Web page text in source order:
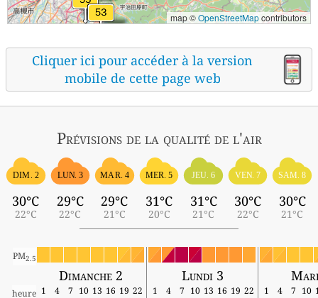
map ©OpenStreetMapcontributors
Cliquer ici pour accéder à la version
mobile de cette page web
Prévisionsde la qualité de l'air
DIM. 2
30°C
22°C
LUN. 3
29°C
22°C
MAR. 4
29°C
21°C
MER. 5
31°C
20°C
JEU. 6
31°C
21°C
VEN. 7
30°C
22°C
SAM. 8
30°C
21°C
PM2.5
Dimanche 2 Lundi 3
heure 1 4 7 10 13 16 19 22 1 4 7 10 13 16 19 22 1 4 7 10